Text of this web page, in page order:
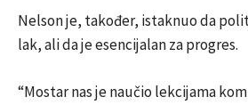
Nelson je, također, istaknuo da
lak, ali da je esencijalan za progres.
“Mostar nas je naučio lekcijama